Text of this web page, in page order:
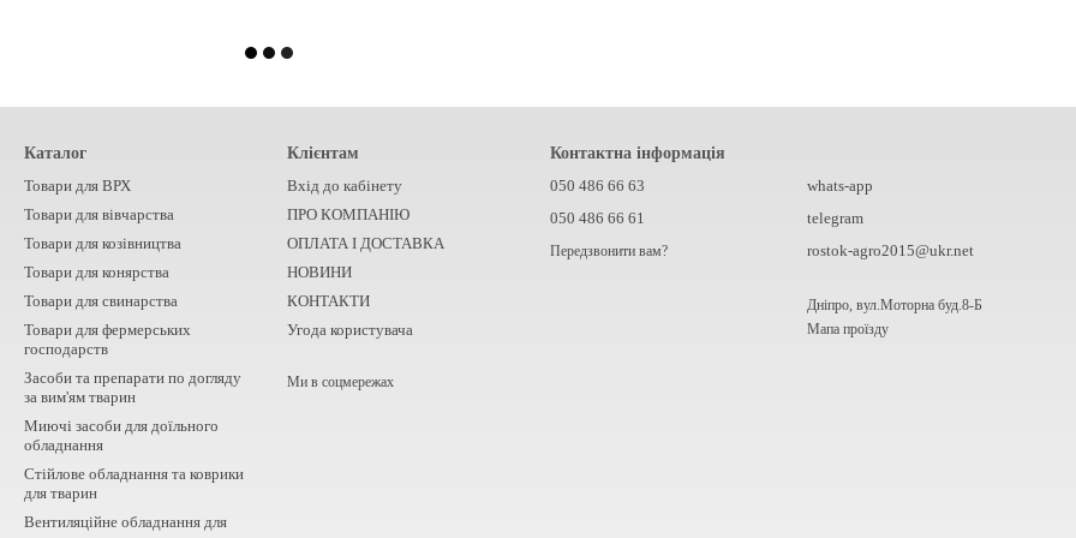
Каталог
Товари для ВРХ
Товари для вівчарства
Товари для козівництва
Товари для конярства
Товари для свинарства
Товари для фермерських
господарств
Засоби та препарати по догляду
за вим'ям тварин
Миючі засоби для доїльного
обладнання
Стійлове обладнання та коврики
для тварин
Вентиляційне обладнання для
Клієнтам
Вхід до кабінету
ПРО КОМПАНІЮ
ОПЛАТА І ДОСТАВКА
НОВИНИ
КОНТАКТИ
Угода користувача
Ми в соцмережах
Контактна інформація
050 486 66 63
050 486 66 61
Передзвонити вам?
whats-app
telegram
rostok-agro2015@ukr.net
Дніпро, вул.Моторна буд.8-Б
Мапа проїзду